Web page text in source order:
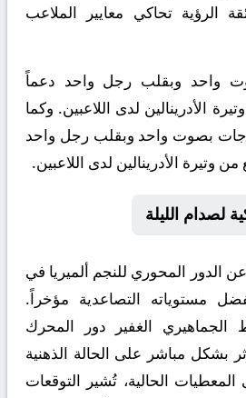
الرؤية تحاكي معايير الملاعب
واحد وبقلب رجل واحد دعماً
الأدرينالين لدى اللاعبين. وكما
بصوت واحد وبقلب رجل واحد
وتيرة الأدرينالين لدى اللاعبين.
لصدام الليلة
الدور المحوري للنجم ألميريا في
مستوياته التصاعدية مؤخراً.
الجماهيري الغفير دور المحرك
بشكل مباشر على الحالة الذهنية
الحالية، تُشير التوقعات